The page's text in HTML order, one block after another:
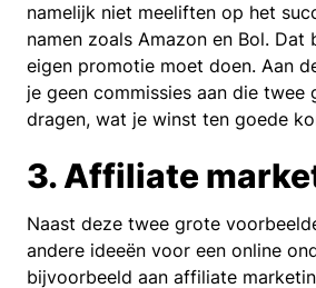
namelijk niet meeliften op het
namen zoals Amazon en Bol. Dat
eigen promotie moet doen. Aan
je geen commissies aan die twee
dragen, wat je winst ten goede
3. Affiliate
Naast deze twee grote
andere ideeën voor een online
bijvoorbeeld aan affiliate